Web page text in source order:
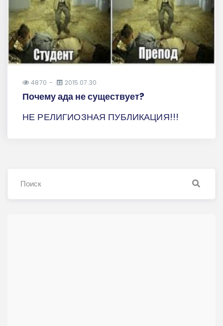
4870 2015.07.30
Почему ада не существует?
НЕ РЕЛИГИОЗНАЯ ПУБЛИКАЦИЯ!!!